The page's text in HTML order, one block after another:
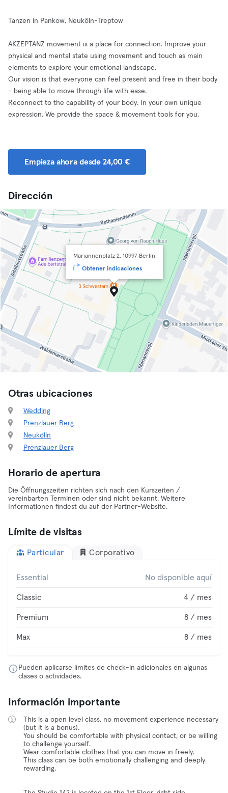
Tanzen in Pankow, Neuköln-Treptow
AKZEPTANZ movement is a place for connection. Improve your
physical and mental state using movement and touch as main
elements to explore your emotional landscape.
Our vision is that everyone can feel present and free in their body
- being able to move through life with ease.
Reconnect to the capability of your body. In your own unique
expression. We provide the space & movement tools for you.
Empieza ahora desde 24,00 €
Dirección
Mariannenplatz 2, 10997 Berlin
Obtener indicaciones
Otras ubicaciones
Wedding
Prenzlauer Berg
Neukölln
Prenzlauer Berg
Horario de apertura
Die Öffnungszeiten richten sich nach den Kurszeiten /
vereinbarten Terminen oder sind nicht bekannt. Weitere
Informationen findest du auf der Partner-Website.
Límite de visitas
Particular Corporativo
Essential No disponible aquí
Classic 4 / mes
Premium 8 / mes
Max 8 / mes
Pueden aplicarse límites de check-in adicionales en algunas
clases o actividades.
Información importante
This is a open level class, no movement experience necessary
(but it is a bonus).
You should be comfortable with physical contact, or be willing
to challenge yourself.
Wear comfortable clothes that you can move in freely.
This class can be both emotionally challenging and deeply
rewarding.